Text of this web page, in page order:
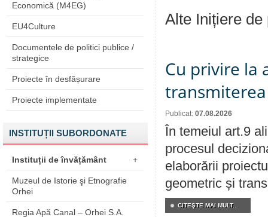
Economică (M4EG)
EU4Culture
Documentele de politici publice /
strategice
Proiecte în desfășurare
Proiecte implementate
INSTITUȚII SUBORDONATE
Instituții de învățământ +
Muzeul de Istorie şi Etnografie
Orhei
Regia Apă Canal – Orhei S.A.
Alte Inițiere de
Cu privire la
Publicat: 07.08.2026
În temeiul art.9
procesul
elaborării
geometric și
CITEŞTE MAI MULT...